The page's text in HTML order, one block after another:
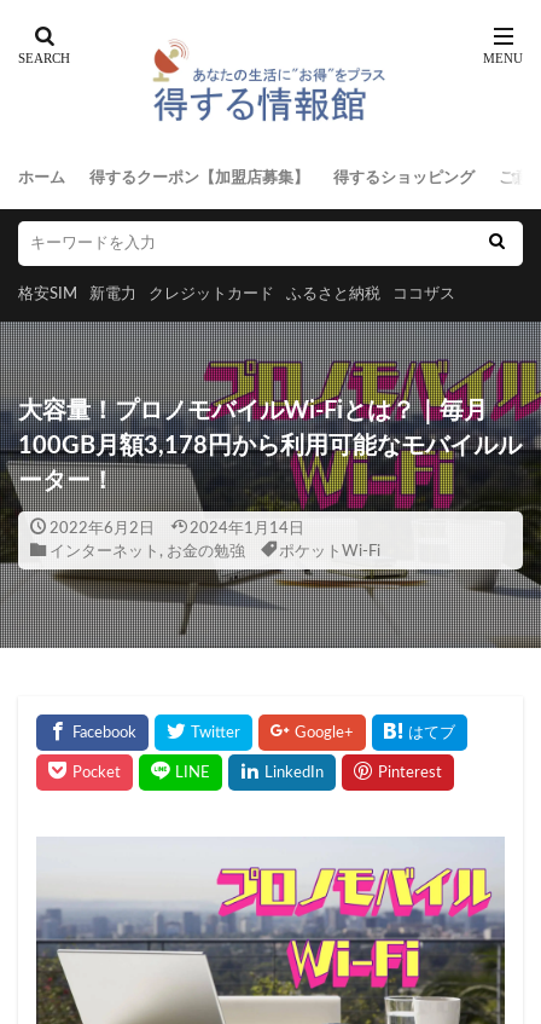
ホーム 得するクーポン【加盟店募集】 得するショッピング ご意
格安SIM 新電力 クレジットカード ふるさと納税 ココザス
大容量！プロノモバイルWi-Fiとは？｜毎月
100GB月額3,178円から利用可能なモバイルル
ーター！
2022年6月2日
2024年1月14日
インターネット , お金の勉強 ポケットWi-Fi